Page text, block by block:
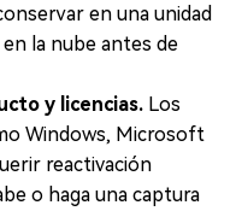
en una unidad
la nube antes de
y licencias. Los
Windows, Microsoft
reactivación
o haga una captura